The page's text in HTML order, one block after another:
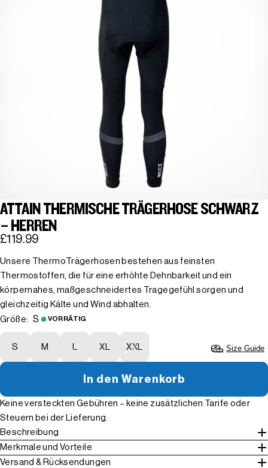
ATTAIN THERMISCHE TRÄGERHOSE SCHWARZ
– HERREN
£119.99
Unsere ThermoTrägerhosen bestehen aus feinsten
Thermostoffen, die für eine erhöhte Dehnbarkeit und ein
körpernahes, maßgeschneidertes Tragegefühl sorgen und
gleichzeitig Kälte und Wind abhalten.
Größe:
S VORRÄTIG
S M L XL XXL Size Guide
In den Warenkorb
Keine versteckten Gebühren – keine zusätzlichen Tarife oder
Steuern bei der Lieferung.
Beschreibung
Merkmale und Vorteile
Versand & Rücksendungen